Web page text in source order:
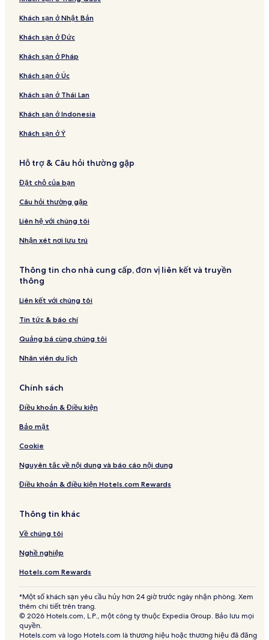
Khách sạn ở Nhật Bản
Khách sạn ở Đức
Khách sạn ở Pháp
Khách sạn ở Úc
Khách sạn ở Thái Lan
Khách sạn ở Indonesia
Khách sạn ở Ý
Hỗ trợ & Câu hỏi thường gặp
Đặt chỗ của bạn
Câu hỏi thường gặp
Liên hệ với chúng tôi
Nhận xét nơi lưu trú
Thông tin cho nhà cung cấp, đơn vị liên kết và truyền
thông
Liên kết với chúng tôi
Tin tức & báo chí
Quảng bá cùng chúng tôi
Nhân viên du lịch
Chính sách
Điều khoản & Điều kiện
Bảo mật
Cookie
Nguyên tắc về nội dung và báo cáo nội dung
Điều khoản & điều kiện Hotels.com Rewards
Thông tin khác
Về chúng tôi
Nghề nghiệp
Hotels.com Rewards
*Một số khách sạn yêu cầu hủy hơn 24 giờ trước ngày nhận phòng. Xem
thêm chi tiết trên trang.
© 2026 Hotels.com, L.P., một công ty thuộc Expedia Group. Bảo lưu mọi
quyền.
Hotels.com và logo Hotels.com là thương hiệu hoặc thương hiệu đã đăng